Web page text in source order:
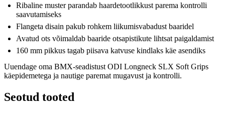
Ribaline muster parandab haardetootlikkust parema kontrolli
saavutamiseks
Flangeta disain pakub rohkem liikumisvabadust baaridel
Avatud ots võimaldab baaride otsapistikute lihtsat paigaldamist
160 mm pikkus tagab piisava katvuse kindlaks käe asendiks
Uuendage oma BMX-seadistust ODI Longneck SLX Soft Grips
käepidemetega ja nautige paremat mugavust ja kontrolli.
Seotud tooted